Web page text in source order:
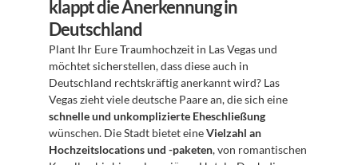
klappt die Anerkennung in
Deutschland
Plant Ihr Eure Traumhochzeit in Las Vegas und
möchtet sicherstellen, dass diese auch in
Deutschland rechtskräftig anerkannt wird? Las
schnelle und unkomplizierte Eheschließung
wünschen. Die Stadt bietet eine Vielzahl an
Hochzeitslocations und -paketen, von romantischen